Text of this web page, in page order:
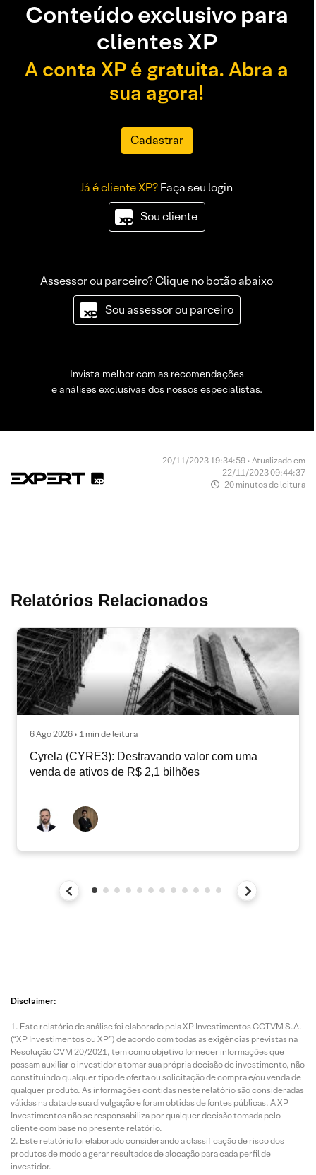
Conteúdo exclusivo para
clientes XP
A conta XP é gratuita. Abra a
sua agora!
Cadastrar
Já é cliente XP?Faça seu login
Sou cliente
Assessor ou parceiro? Clique no botão abaixo
Sou assessor ou parceiro
Invista melhor com as recomendações
e análises exclusivas dos nossos especialistas.
20/11/2023 19:34:59 • Atualizado em
22/11/2023 09:44:37
20 minutos de leitura
Relatórios Relacionados
6 Ago 2026 • 1 min de leitura
Cyrela (CYRE3): Destravando valor com uma
venda de ativos de R$ 2,1 bilhões
Disclaimer:
Este relatório de análise foi elaborado pela XP Investimentos CCTVM S.A.
(“XP Investimentos ou XP”) de acordo com todas as exigências previstas na
Resolução CVM 20/2021, tem como objetivo fornecer informações que
possam auxiliar o investidor a tomar sua própria decisão de investimento, não
constituindo qualquer tipo de oferta ou solicitação de compra e/ou venda de
qualquer produto. As informações contidas neste relatório são consideradas
válidas na data de sua divulgação e foram obtidas de fontes públicas. A XP
Investimentos não se responsabiliza por qualquer decisão tomada pelo
cliente com base no presente relatório.
Este relatório foi elaborado considerando a classificação de risco dos
produtos de modo a gerar resultados de alocação para cada perfil de
investidor.